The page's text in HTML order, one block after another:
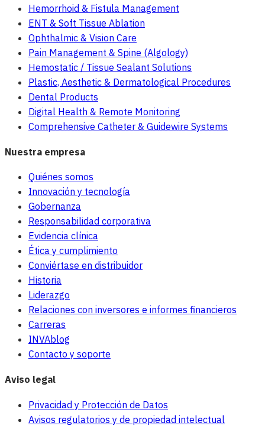
Hemorrhoid & Fistula Management
ENT & Soft Tissue Ablation
Ophthalmic & Vision Care
Pain Management & Spine (Algology)
Hemostatic / Tissue Sealant Solutions
Plastic, Aesthetic & Dermatological Procedures
Dental Products
Digital Health & Remote Monitoring
Comprehensive Catheter & Guidewire Systems
Nuestra empresa
Quiénes somos
Innovación y tecnología
Gobernanza
Responsabilidad corporativa
Evidencia clínica
Ética y cumplimiento
Conviértase en distribuidor
Historia
Liderazgo
Relaciones con inversores e informes financieros
Carreras
INVAblog
Contacto y soporte
Aviso legal
Privacidad y Protección de Datos
Avisos regulatorios y de propiedad intelectual